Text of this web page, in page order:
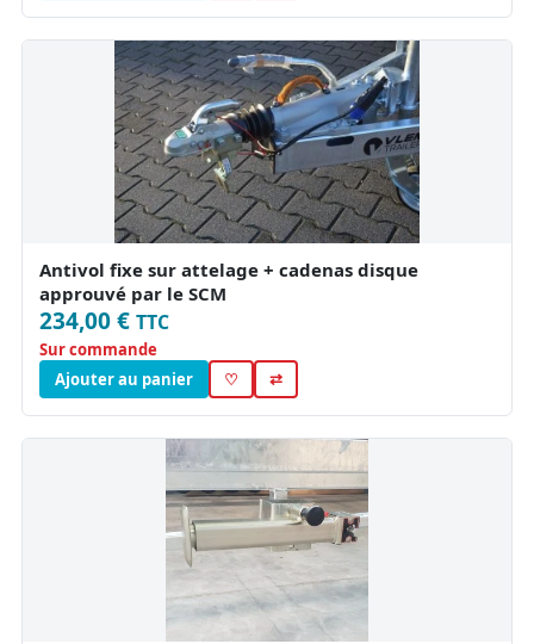
Antivol fixe sur attelage + cadenas disque
approuvé par le SCM
234,00 € TTC
Sur commande
Ajouter au panier
♡ ⇄